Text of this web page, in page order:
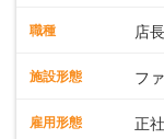
向上を目指すDX
スタッフの働きや
や歩行数が約40%
職種 店
施設形態 フ
雇用形態 正